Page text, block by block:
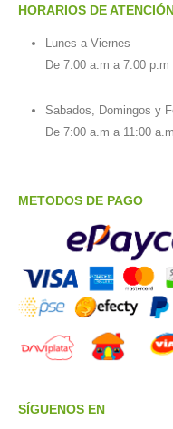
HORARIOS DE
Lunes a Viernes
De 7:00 a.m a 7:00 p.m
Sabados, Domingos y
De 7:00 a.m a 11:00 a.m
METODOS DE PAGO
SÍGUENOS EN